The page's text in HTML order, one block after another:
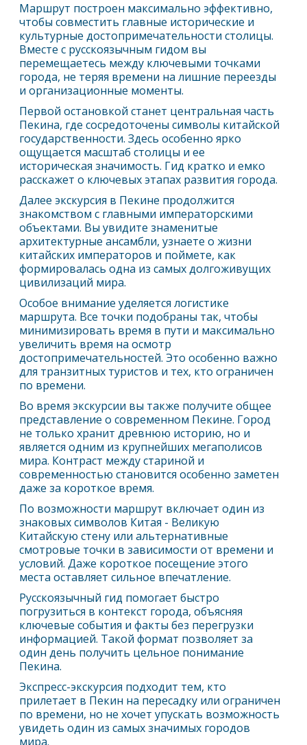
Маршрут построен максимально эффективно,
чтобы совместить главные исторические и
культурные достопримечательности столицы.
Вместе с русскоязычным гидом вы
перемещаетесь между ключевыми точками
города, не теряя времени на лишние переезды
и организационные моменты.
Первой остановкой станет центральная часть
Пекина, где сосредоточены символы китайской
государственности. Здесь особенно ярко
ощущается масштаб столицы и ее
историческая значимость. Гид кратко и емко
расскажет о ключевых этапах развития города.
Далее экскурсия в Пекине продолжится
знакомством с главными императорскими
объектами. Вы увидите знаменитые
архитектурные ансамбли, узнаете о жизни
китайских императоров и поймете, как
формировалась одна из самых долгоживущих
цивилизаций мира.
Особое внимание уделяется логистике
маршрута. Все точки подобраны так, чтобы
минимизировать время в пути и максимально
увеличить время на осмотр
достопримечательностей. Это особенно важно
для транзитных туристов и тех, кто ограничен
по времени.
Во время экскурсии вы также получите общее
представление о современном Пекине. Город
не только хранит древнюю историю, но и
является одним из крупнейших мегаполисов
мира. Контраст между стариной и
современностью становится особенно заметен
даже за короткое время.
По возможности маршрут включает один из
знаковых символов Китая - Великую
Китайскую стену или альтернативные
смотровые точки в зависимости от времени и
условий. Даже короткое посещение этого
места оставляет сильное впечатление.
Русскоязычный гид помогает быстро
погрузиться в контекст города, объясняя
ключевые события и факты без перегрузки
информацией. Такой формат позволяет за
один день получить цельное понимание
Пекина.
Экспресс-экскурсия подходит тем, кто
прилетает в Пекин на пересадку или ограничен
по времени, но не хочет упускать возможность
увидеть один из самых значимых городов
мира.